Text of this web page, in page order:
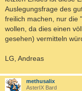
Auslegungsfrage des
freilich machen, nur die
wollen, da dies einen
gesehen) vermitteln
LG, Andreas
methusalix
AsterIX Bard